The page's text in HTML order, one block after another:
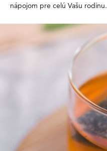
nápojom pre celú Vašu rodinu.